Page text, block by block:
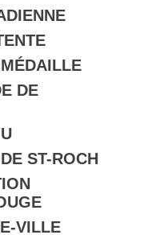
DE
ST-ROCH
VILLE